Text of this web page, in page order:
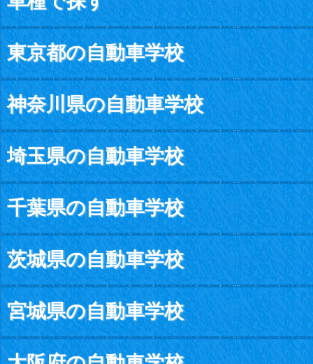
東京都の自動車学校
神奈川県の自動車学校
埼玉県の自動車学校
千葉県の自動車学校
茨城県の自動車学校
宮城県の自動車学校